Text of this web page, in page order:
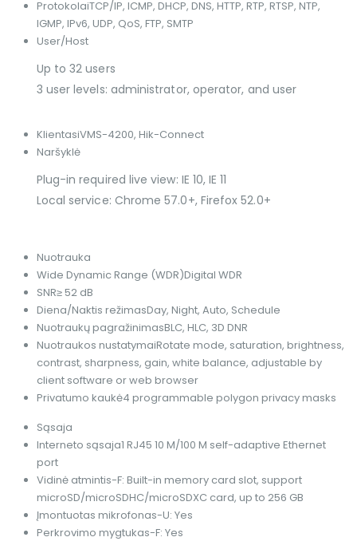
ProtokolaiTCP/IP, ICMP, DHCP, DNS, HTTP, RTP, RTSP, NTP,
IGMP, IPv6, UDP, QoS, FTP, SMTP
User/Host
Up to 32 users
3 user levels: administrator, operator, and user
KlientasiVMS-4200, Hik-Connect
Naršyklė
Plug-in required live view: IE 10, IE 11
Local service: Chrome 57.0+, Firefox 52.0+
Nuotrauka
Wide Dynamic Range (WDR)Digital WDR
SNR≥ 52 dB
Diena/Naktis režimasDay, Night, Auto, Schedule
Nuotraukų pagražinimasBLC, HLC, 3D DNR
Nuotraukos nustatymaiRotate mode, saturation, brightness,
contrast, sharpness, gain, white balance, adjustable by
client software or web browser
Privatumo kaukė4 programmable polygon privacy masks
Sąsaja
Interneto sąsaja1 RJ45 10 M/100 M self-adaptive Ethernet
port
Vidinė atmintis-F: Built-in memory card slot, support
microSD/microSDHC/microSDXC card, up to 256 GB
Įmontuotas mikrofonas-U: Yes
Perkrovimo mygtukas-F: Yes